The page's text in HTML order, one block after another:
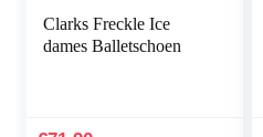
Clarks Freckle Ice
dames Balletschoen